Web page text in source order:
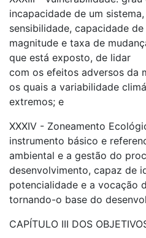
incapacidade de um
sensibilidade, capacidade
magnitude e taxa de
que está exposto, de lidar
com os efeitos adversos da
os quais a variabilidade
extremos; e
XXXIV - Zoneamento
instrumento básico e
ambiental e a gestão do
desenvolvimento, capaz de
potencialidade e a vocação
tornando-o base do
CAPÍTULO III DOS